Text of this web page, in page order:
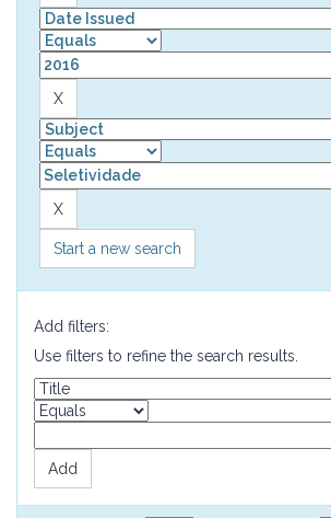
Start a new search
Add filters:
Use filters to refine the search results.